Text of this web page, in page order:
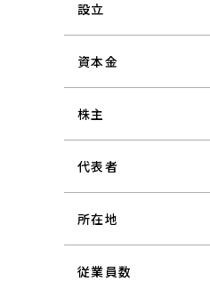
設立
資本金
株主
代表者
所在地
従業員数